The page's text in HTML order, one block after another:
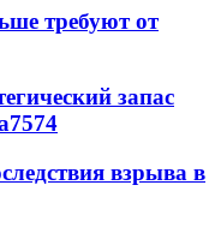
требуют от
запас
7574
взрыва в